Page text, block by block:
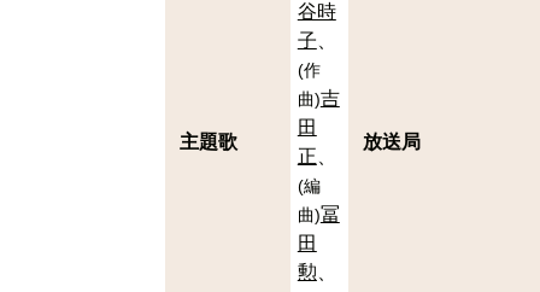
主題歌
谷時
子
(作
曲)吉
田
正
(編
曲)冨
田
勲
放送局